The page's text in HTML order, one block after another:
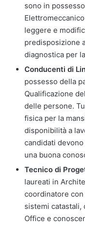
sono in
leggere e
predisposizione
diagnostica per
Conducenti di
possesso della
Qualificazione
delle persone.
fisica per la
disponibilità a
candidati
una buona
Tecnico di
laureati in
coordinatore
sistemi catastali,
Office e